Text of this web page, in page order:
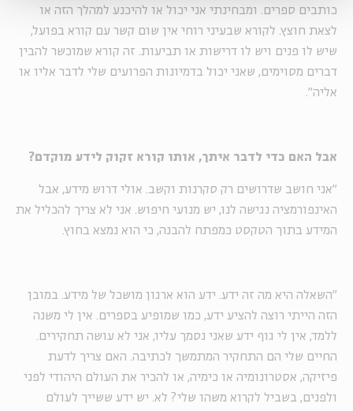
כותבים ספרים. ומבחינתי אני יכול או להיכנע למהלך הזה או
לצאת חוצץ. לקורא שבעיני רוחי אין שום קשר עם קורא בפועל,
שיש לו פנים ויש לו דרישות או תביעות. זה קורא שמוכשר להבין
דברים מסוימים, שאני יכול בדמיונות הפרועים שלי לדבר אליו או
אליה״.
אבל האם כדי לדבר איתך, אותו קורא זקוק לידע מוקדם?
״אני חושב שדרושים רק סקרנות וקשב. אולי דרוש מידע, אבל
האינפורמציה נגישה לנו, יש מנועי חיפוש. אני לא צריך להכליל את
המידע בתוך הטקסט כמפתח להבנה, כי הוא נמצא בחוץ.
"השאלה היא מה זה ידע. ידע הוא ארגון מושכל של מידע. במובן
הזה הייתי רוצה להציע ידע, כמו שמופיע בספרים. אין לי משנה
ללמד, אין לי גוף ידע שאני נסמך עליו, אני לא עושה תחקירים.
החיים שלי הם התחקיר המתמשך לכתיבה. האם צריך לדעת
פיזיקה, אסטרונומיה או כימיה, או להכיר את העולם היהודי לפני
ולפנים, בשביל לקרוא משהו שלי? לא. יש ידע ששייך לעולם